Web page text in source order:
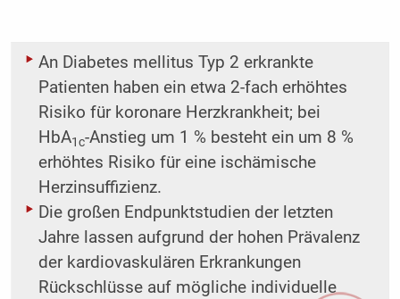
An Diabetes mellitus Typ 2 erkrankte
Patienten haben ein etwa 2-fach erhöhtes
Risiko für koronare Herzkrankheit; bei
HbA1c-Anstieg um 1 % besteht ein um 8 %
erhöhtes Risiko für eine ischämische
Herzinsuffizienz.
Die großen Endpunktstudien der letzten
Jahre lassen aufgrund der hohen Prävalenz
der kardiovaskulären Erkrankungen
Rückschlüsse auf mögliche individuelle